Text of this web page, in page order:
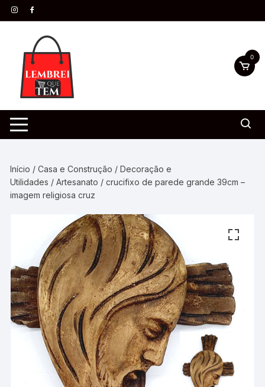
0
Início /Casa e Construção /Decoração e
Utilidades /Artesanato / crucifixo de parede grande 39cm –
imagem religiosa cruz